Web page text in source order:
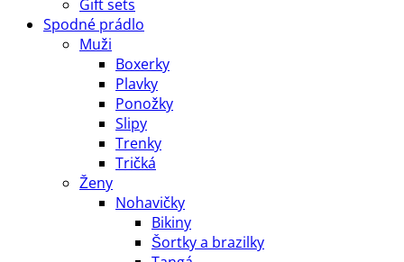
Gift sets
Spodné prádlo
Muži
Boxerky
Plavky
Ponožky
Slipy
Trenky
Tričká
Ženy
Nohavičky
Bikiny
Šortky a brazilky